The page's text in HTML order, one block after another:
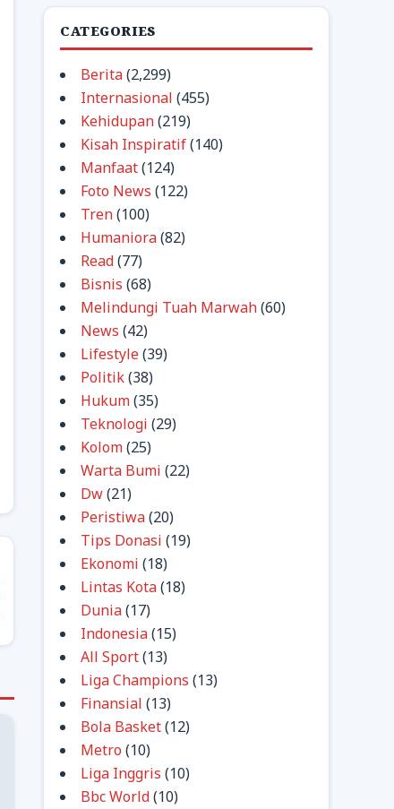
CATEGORIES
Berita(2,299)
Internasional (455)
Kehidupan(219)
Kisah Inspiratif(140)
Manfaat(124)
Foto News (122)
Tren(100)
Humaniora(82)
Read(77)
Bisnis (68)
Melindungi Tuah Marwah(60)
News (42)
Lifestyle(39)
Politik(38)
Hukum(35)
Teknologi (29)
Kolom(25)
Warta Bumi (22)
Dw(21)
Peristiwa(20)
Tips Donasi (19)
Ekonomi (18)
Lintas Kota(18)
Dunia(17)
Indonesia(15)
All Sport(13)
Liga Champions (13)
Finansial (13)
Bola Basket(12)
Metro (10)
Liga Inggris (10)
Bbc World(10)